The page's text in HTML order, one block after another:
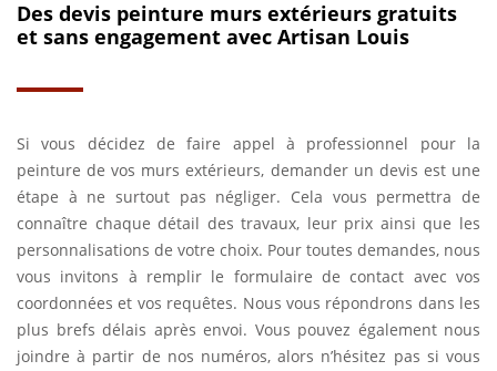
Des devis peinture murs extérieurs gratuits
et sans engagement avec Artisan Louis
Si vous décidez de faire appel à professionnel pour la
peinture de vos murs extérieurs, demander un devis est une
étape à ne surtout pas négliger. Cela vous permettra de
connaître chaque détail des travaux, leur prix ainsi que les
personnalisations de votre choix. Pour toutes demandes, nous
vous invitons à remplir le formulaire de contact avec vos
coordonnées et vos requêtes. Nous vous répondrons dans les
plus brefs délais après envoi. Vous pouvez également nous
joindre à partir de nos numéros, alors n’hésitez pas si vous